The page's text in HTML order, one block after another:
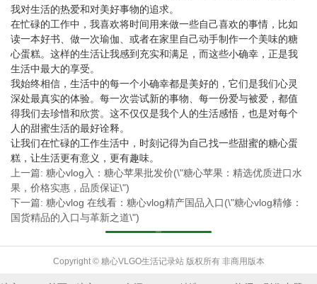
我对生活的热爱和对美好事物的追求。
在忙碌的工作中，我喜欢将时间用来做一些自己喜欢的事情，比如
读一本好书、做一次瑜伽、或者在家里自己动手制作一个美味的糖
心蛋糕。这样的生活让我感到充实和满足，而这些小确幸，正是我
生活中最大的享受。
我始终相信，生活中的每一个小确幸都是美好的，它们是我们心灵
深处最真实的体验。每一次尝试新的事物、每一份爱与被爱，都值
得我们去珍惜和欣赏。这不仅仅是我个人的生活感悟，也是对每个
人的甜蜜生活的最好诠释。
让我们在忙碌的工作生活中，时刻记得为自己找一些甜蜜的糖心蛋
糕，让生活更有意义，更有趣味。
上一篇: 糖心vlog入：糖心苹果批发价(\"糖心苹果：精选优质进口水
果，价格实惠，品质保证\")
下一篇: 糖心vlog 在线看：糖心vlog精产国品入口(\"糖心vlog精修：
国货精品的入口与革新之道\")
Copyright © 糖心VLGO生活记录站 版权所有 非商用版本